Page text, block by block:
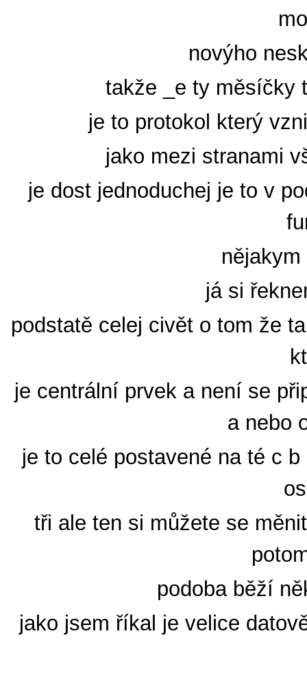
novýho
takže _e ty měsíčky
je to protokol který
jako mezi stranami
je dost jednoduchej je to v
já si
podstatě celej civět o tom že
je centrální prvek a není se
a nebo
je to celé postavené na té c
tři ale ten si můžete se
podoba běží
jako jsem říkal je velice